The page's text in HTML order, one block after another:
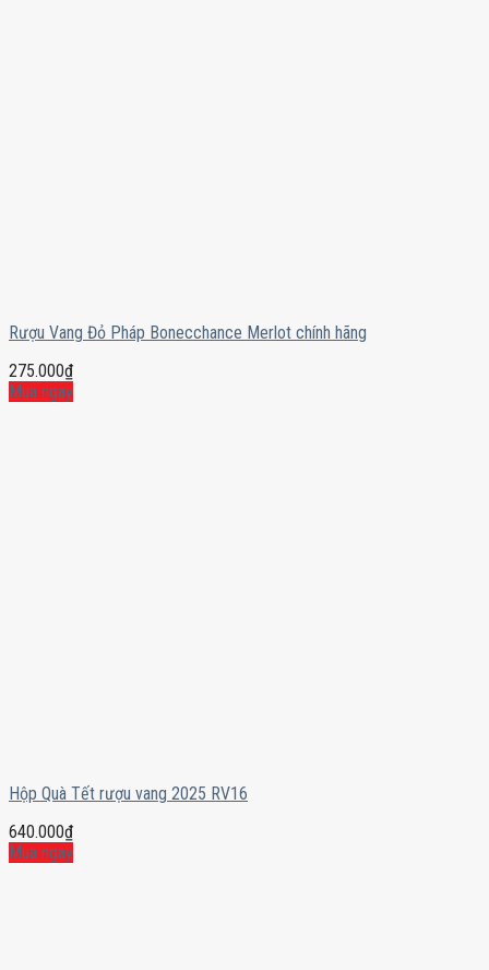
Rượu Vang Đỏ Pháp Bonecchance Merlot chính hãng
275.000₫
Mua ngay
Hộp Quà Tết rượu vang 2025 RV16
640.000₫
Mua ngay